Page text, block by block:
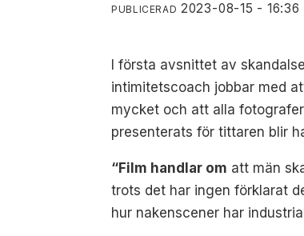
PUBLICERAD 2023-08-15 - 16:36
I första avsnittet av
intimitetscoach jobbar med
mycket och att alla
presenterats för tittaren blir
“Film handlar om att män
trots det har ingen förklarat
hur nakenscener har